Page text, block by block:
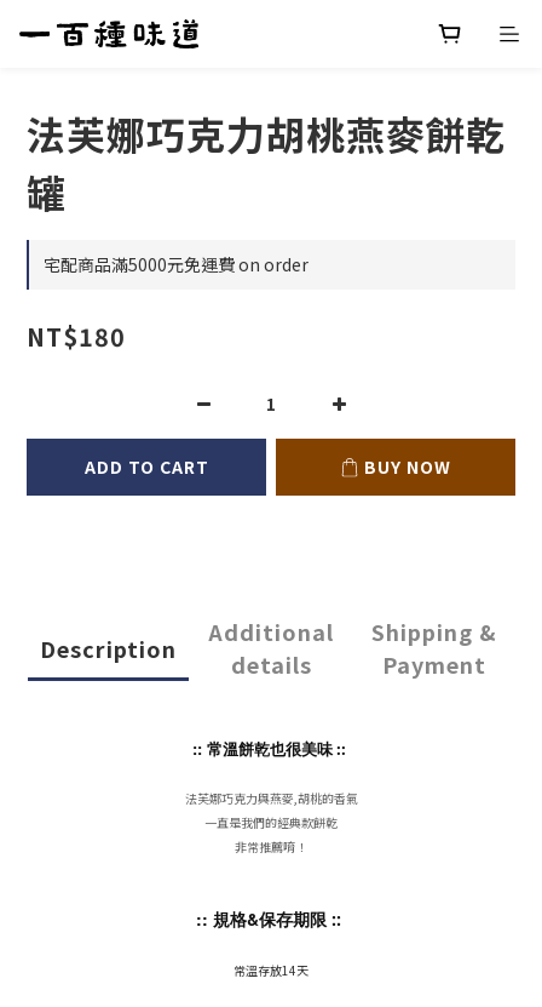
法芙娜巧克力胡桃燕麥餅乾
罐
宅配商品滿5000元免運費 on order
NT$180
ADD TO CART BUY NOW
Description
Additional
details
Shipping &
Payment
:: 常溫餅乾也很美味::
法芙娜巧克力與燕麥,胡桃的香氣
一直是我們的經典款餅乾
非常推薦唷！
:: 規格&保存期限 ::
常溫存放14天